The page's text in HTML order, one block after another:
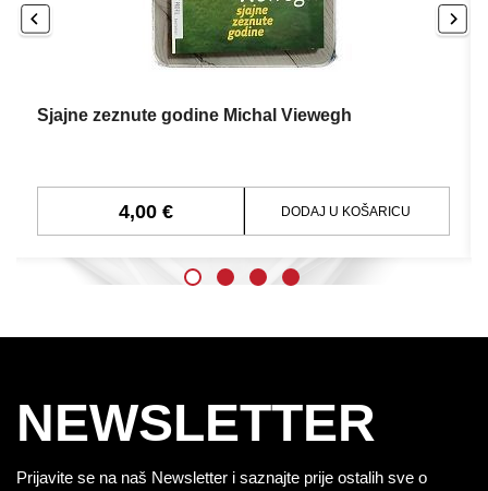
Sjajne zeznute godine Michal Viewegh
4,00 € DODAJ U KOŠARICU
NEWSLETTER
Prijavite se na naš Newsletter i saznajte prije ostalih sve o